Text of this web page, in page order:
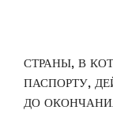
СТРАНЫ, В
ПАСПОРТУ,
ДО